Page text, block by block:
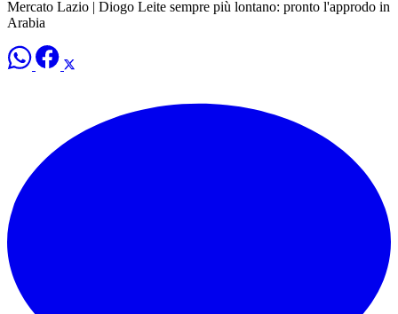
Mercato Lazio | Diogo Leite sempre più lontano: pronto l'approdo in
Arabia